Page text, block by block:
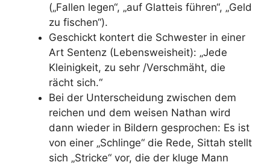
(„Fallen legen“, „auf Glatteis führen“, „Geld
zu fischen“).
Geschickt kontert die Schwester in einer
Art Sentenz (Lebensweisheit): „Jede
Kleinigkeit, zu sehr /Verschmäht, die
rächt sich.“
Bei der Unterscheidung zwischen dem
reichen und dem weisen Nathan wird
dann wieder in Bildern gesprochen: Es ist
von einer „Schlinge“ die Rede, Sittah stellt
sich „Stricke“ vor, die der kluge Mann